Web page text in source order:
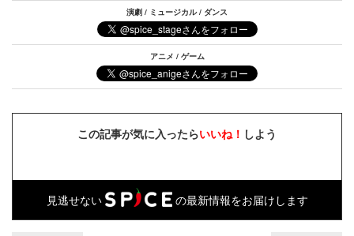
演劇 / ミュージカル / ダンス
アニメ / ゲーム
この記事が気に入ったらいいね！ しよう
見逃せない の最新情報をお届けします